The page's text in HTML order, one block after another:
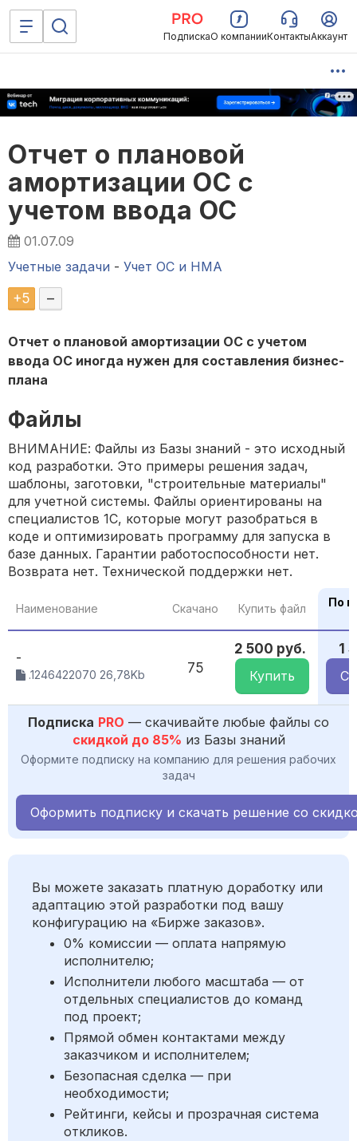
ПодпискаО компанииКонтактыАккаунт
Отчет о плановой
амортизации ОС с
учетом ввода ОС
01.07.09
Учетные задачи - Учет ОС и НМА
+5 –
Отчет о плановой амортизации ОС с учетом
ввода ОС иногда нужен для составления бизнес-
плана
Файлы
ВНИМАНИЕ: Файлы из Базы знаний - это исходный
код разработки. Это примеры решения задач,
шаблоны, заготовки, "строительные материалы"
для учетной системы. Файлы ориентированы на
специалистов 1С, которые могут разобраться в
коде и оптимизировать программу для запуска в
базе данных. Гарантии работоспособности нет.
Возврата нет. Технической поддержки нет.
Наименование Скачано Купить файл
По
-
.1246422070 26,78Kb 75
2 500 руб.
Купить
1
Подписка PRO — скачивайте любые файлы со
скидкой до 85% из Базы знаний
Оформите подписку на компанию для решения рабочих
задач
Оформить подписку и скачать решение со
Вы можете заказать платную доработку или
адаптацию этой разработки под вашу
конфигурацию на «Бирже заказов».
0% комиссии — оплата напрямую
исполнителю;
Исполнители любого масштаба — от
отдельных специалистов до команд
под проект;
Прямой обмен контактами между
заказчиком и исполнителем;
Безопасная сделка — при
необходимости;
Рейтинги, кейсы и прозрачная система
откликов.